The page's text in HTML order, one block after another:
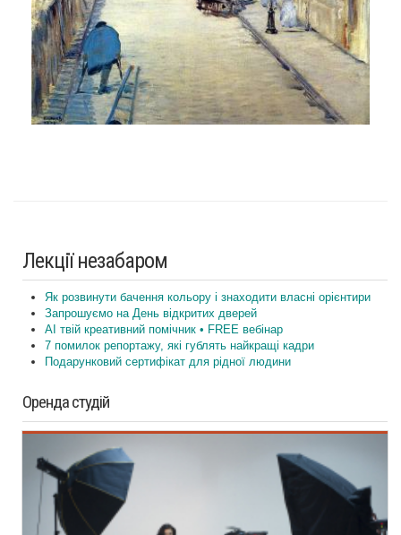
Лекції незабаром
Як розвинути бачення кольору і знаходити власні орієнтири
Запрошуємо на День відкритих дверей
AI твій креативний помічник • FREE вебінар
7 помилок репортажу, які гублять найкращі кадри
Подарунковий сертифікат для рідної людини
Оренда студій